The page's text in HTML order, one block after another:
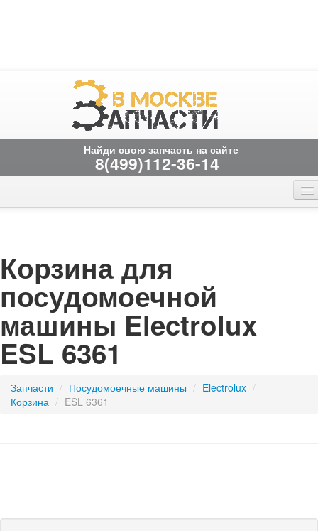
Найди свою запчасть на сайте
8(499)112-36-14
Главная страница
корзина для
посудомоечной
машины Electrolux
ESL 6361
Запчасти / посудомоечные машины / Electrolux /
корзина / ESL 6361